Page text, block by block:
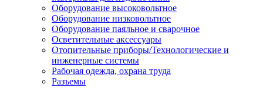
Оборудование высоковольтное
Оборудование низковольтное
Оборудование паяльное и сварочное
Осветительные аксессуары
Отопительные приборы/Технологические и
инженерные системы
Рабочая одежда, охрана труда
Разъемы